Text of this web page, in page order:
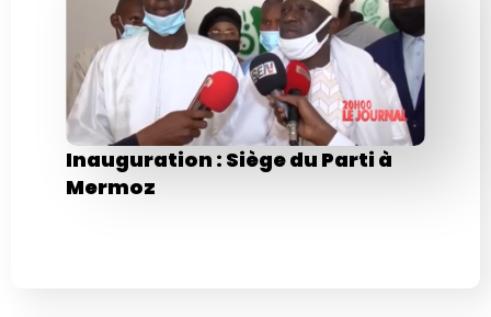
Inauguration : Siège du Parti à
Mermoz